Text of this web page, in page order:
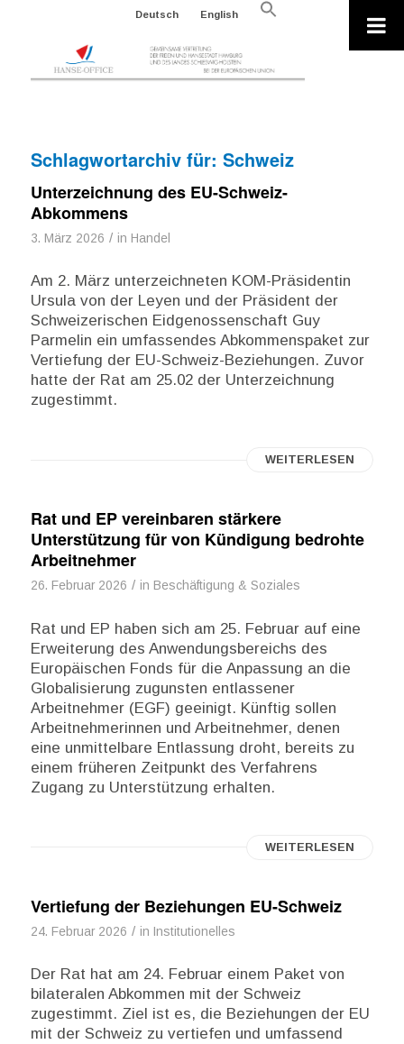
Deutsch English
Search
Schlagwortarchiv für: Schweiz
Unterzeichnung des EU-Schweiz-
Abkommens
3. März 2026 / in Handel
Am 2. März unterzeichneten KOM-Präsidentin
Ursula von der Leyen und der Präsident der
Schweizerischen Eidgenossenschaft Guy
Parmelin ein umfassendes Abkommenspaket zur
Vertiefung der EU-Schweiz-Beziehungen. Zuvor
hatte der Rat am 25.02 der Unterzeichnung
zugestimmt.
WEITERLESEN
Rat und EP vereinbaren stärkere
Unterstützung für von Kündigung bedrohte
Arbeitnehmer
26. Februar 2026 / in Beschäftigung & Soziales
Rat und EP haben sich am 25. Februar auf eine
Erweiterung des Anwendungsbereichs des
Europäischen Fonds für die Anpassung an die
Globalisierung zugunsten entlassener
Arbeitnehmer (EGF) geeinigt. Künftig sollen
Arbeitnehmerinnen und Arbeitnehmer, denen
eine unmittelbare Entlassung droht, bereits zu
einem früheren Zeitpunkt des Verfahrens
Zugang zu Unterstützung erhalten.
WEITERLESEN
Vertiefung der Beziehungen EU-Schweiz
24. Februar 2026 / in Institutionelles
Der Rat hat am 24. Februar einem Paket von
bilateralen Abkommen mit der Schweiz
zugestimmt. Ziel ist es, die Beziehungen der EU
mit der Schweiz zu vertiefen und umfassend